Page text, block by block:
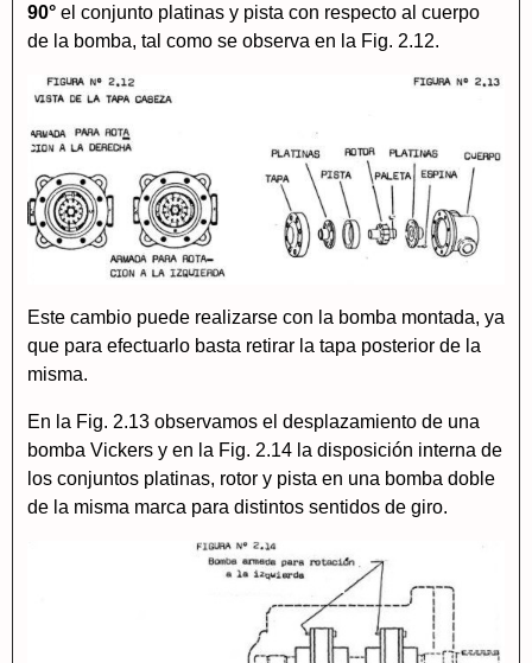
90° el conjunto platinas y pista con respecto al cuerpo
de la bomba, tal como se observa en la Fig. 2.12.
Este cambio puede realizarse con la bomba montada, ya
que para efectuarlo basta retirar la tapa posterior de la
misma.
En la Fig. 2.13 observamos el desplazamiento de una
bomba Vickers y en la Fig. 2.14 la disposición interna de
los conjuntos platinas, rotor y pista en una bomba doble
de la misma marca para distintos sentidos de giro.